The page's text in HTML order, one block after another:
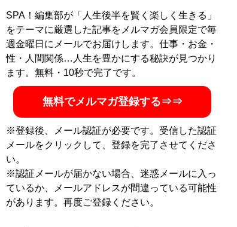
表する記事のほとんどで伝説的バズを生み出す。本連載
と同名の処女作「 おっさんは二度死ぬ
」（扶桑社刊）が
発売中。3月28日に、自身の文章術を綴った「文章で伝
えるときにいちばん大切なものは、感情である 読みた
くなる文章の書き方29の掟（アスコム）」が発売。
twitter（@pato_numeri ）
『pato「おっさんは二度死
ぬ」』
二度死ぬ。それは避けよう
のないことだ"――
SPA！編集部が「人生後半を賢く楽しく生きる」
をテーマに厳選した記事をメルマガ会員限定で毎
週金曜日にメールでお届けします。仕事・お金・
性・人間関係…人生を豊かにする秘訣が見つかり
ます。無料・10秒で完了です。
無料でメルマガ登録する⇒⇒
※登録後、メール認証が必要です。受信した認証
メールをクリックして、登録を完了させてくださ
い。
※認証メールが届かない場合、迷惑メールに入っ
ているか、メールアドレスが間違っている可能性
があります。再度ご登録ください。